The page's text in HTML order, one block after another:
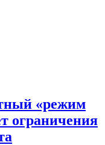
«режим
ограничения